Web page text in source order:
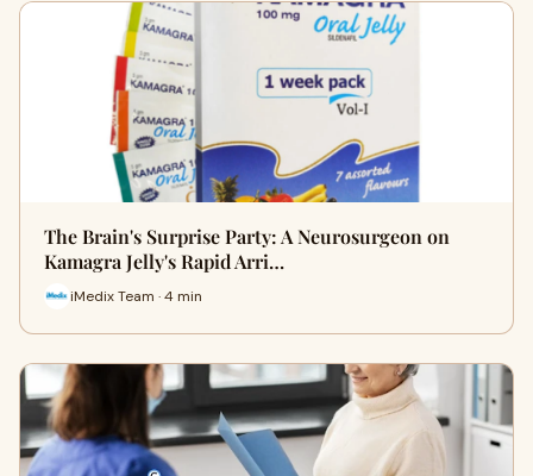
The Brain's Surprise Party: A Neurosurgeon on
Kamagra Jelly's Rapid Arri…
iMedix Team · 4 min